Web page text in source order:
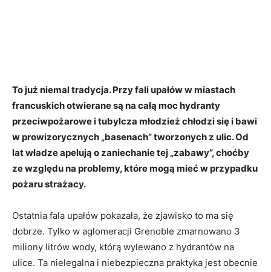
To już niemal tradycja. Przy fali upałów w miastach
francuskich otwierane są na całą moc hydranty
przeciwpożarowe i tubylcza młodzież chłodzi się i bawi
w prowizorycznych „basenach” tworzonych z ulic. Od
lat władze apelują o zaniechanie tej „zabawy”, choćby
ze względu na problemy, które mogą mieć w przypadku
pożaru strażacy.
Ostatnia fala upałów pokazała, że zjawisko to ma się
dobrze. Tylko w aglomeracji Grenoble zmarnowano 3
miliony litrów wody, którą wylewano z hydrantów na
ulice. Ta nielegalna i niebezpieczna praktyka jest obecnie